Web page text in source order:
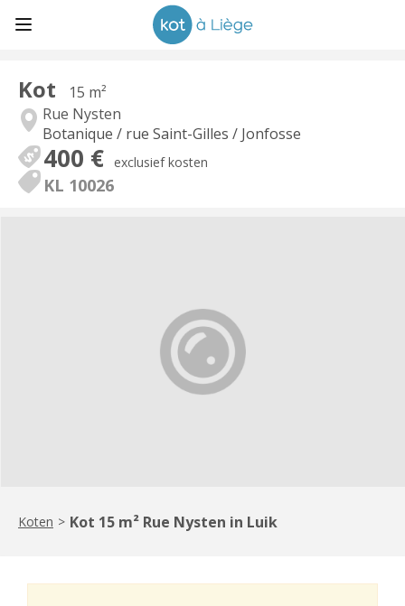
Kot
15 m²
Rue Nysten
Botanique / rue Saint-Gilles / Jonfosse
400 € exclusief kosten
KL 10026
Koten > Kot 15 m² Rue Nysten in Luik